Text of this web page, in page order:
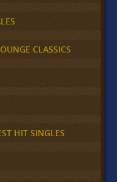
CLASSICS
HIT SINGLES